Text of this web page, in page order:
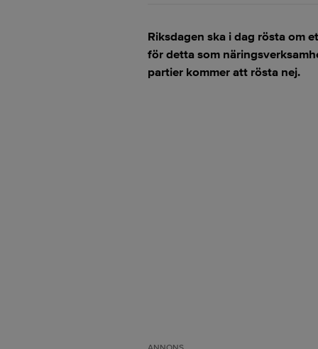
Riksdagen ska i dag rösta om
för detta som
partier kommer att rösta nej.